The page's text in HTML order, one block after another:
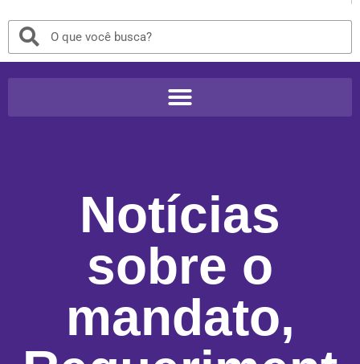
Notícias
sobre o
mandato,